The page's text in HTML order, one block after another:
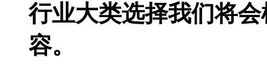
行业大类选择我们将
容。